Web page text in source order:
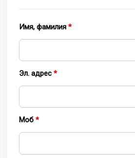
Имя, фамилия
Эл. адрес
Моб